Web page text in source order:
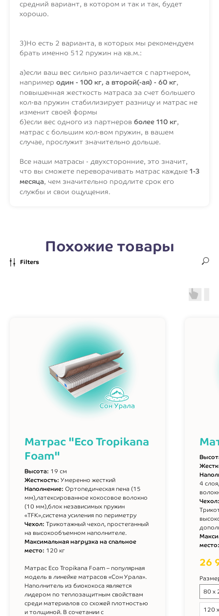
средний вариант, в котором и так и так, будет
хорошо.
3)Но есть 2 варианта, в которых мы рекомендуем
брать именно 512 пружин на кв.м.:
а)если ваш вес сильно различается с партнером,
например один - 100 кг, а второй(-ая) - 60 кг,
повышенная жесткость матраса за счет большего
кол-ва пружин стабилизирует разницу и матрас не
изменит своей формы
б)если вес одного из партнеров более 110 кг,
матрас с большим кол-вом пружин, в вашем
случае, прослужит значительно дольше.
Все наши матрасы - двухсторонние, это значит,
что вы сможете переворачивать матрас каждые 1-3
месяца, чем значительно продлите срок его
службы и свои ощущения.
Похожие товары
Filters
Матрас "Eco Tropikana
Foam"
Высота: 19 см
Жесткость: Умеренно жесткий
Наполнение: Ортопедическая пена (15
мм),латексированное кокосовое волокно
(10 мм),блок независимых пружин
«TFK»,система усиления по периметру
Чехол: Трикотажный чехол, простеганный
на высокообъемном наполнителе.
Максимальная нагрузка на спальное
место: 120 кг
Матрас Eco Tropikana Foam – популярная
модель в линейке матрасов «Сон Урала».
Наполнитель из биококоса является
лидером по теплозащитным свойствам
среди материалов со схожей плотностью
и толщиной. В сочетании с
4
26
80 х
120